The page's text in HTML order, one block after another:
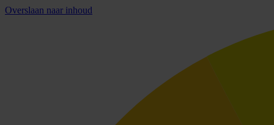
Overslaan naar inhoud